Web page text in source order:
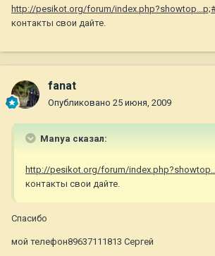
http://pesikot.org/forum/
контакты свои дайте.
fanat
Опубликовано 25 июня, 2009
Manya сказал:
http://pesikot.org/forum/
контакты свои дайте.
Спасибо
мой телефон89637111813 Сергей